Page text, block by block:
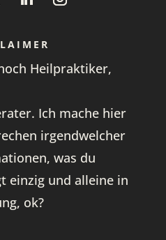
Heilpraktiker,
Ich mache hier
irgendwelcher
was du
einzig und alleine in
ok?